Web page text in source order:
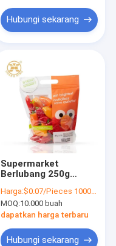
Hubungi sekarang
Supermarket
Berlubang 250g
Kantong Kemasan
Plastik Dengan
Lubang Ventilasi
Harga:$0.07/Pieces 10000-59999 Pieces
MOQ:10.000 buah
dapatkan harga terbaru
Hubungi sekarang